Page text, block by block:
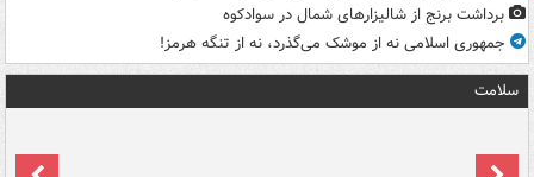
برداشت برنج از شالیزارهای شمال در سوادکوه
جمهوری اسلامی نه از موشک می‌گذرد، نه از تنگه هرمز!
سلامت